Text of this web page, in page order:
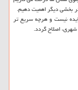
بخشی دیگر اهمیت دهیم.
نیست و هرچه سریع تر
اصلاح گردد.